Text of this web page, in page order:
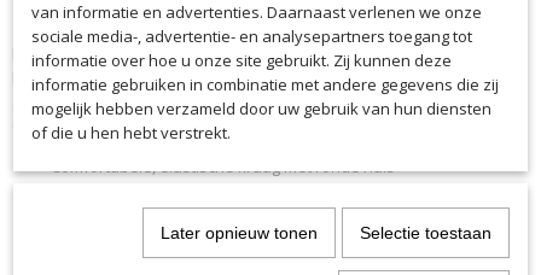
EAN code
7330HS
Productcode leverancier
7330HS
Het Helmond Sport trainingsshirt word geleverd met clublogo
Het saller VIBE T-shirt biedt u uitstekend comfort op en naast het veld.
Het S.Dry-Tech materiaal is bijzonder licht, zweetafvoerend en
ademend. De hoogwaardige, comfortabele kraag met ronde hals en
de sportieve pasvorm bieden onbeperkte bewegingsvrijheid.
Comfortabele, elastische kraag met ronde hals
Hoogwaardig jacquardinzetstuk in het schouder- en armgebied
Lichtgewicht en duurzaam S.Dry-Tech
van informatie en advertenties. Daarnaast verlenen we onze
sociale media-, advertentie- en analysepartners toegang tot
informatie over hoe u onze site gebruikt. Zij kunnen deze
informatie gebruiken in combinatie met andere gegevens die zij
mogelijk hebben verzameld door uw gebruik van hun diensten
of die u hen hebt verstrekt.
Later opnieuw tonen Selectie toestaan